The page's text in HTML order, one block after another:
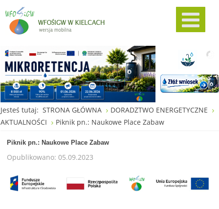
Jesteś tutaj: STRONA GŁÓWNA
DORADZTWO ENERGETYCZNE
AKTUALNOŚCI
Piknik pn.: Naukowe Place Zabaw
Piknik pn.: Naukowe Place Zabaw
Opublikowano: 05.09.2023